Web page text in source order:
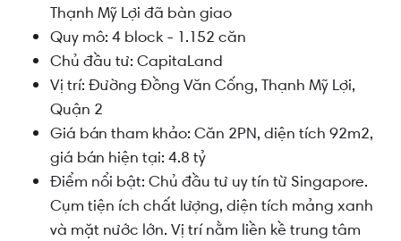
Thạnh Mỹ Lợi đã bàn giao
Quy mô: 4 block - 1.152 căn
Chủ đầu tư: CapitaLand
Vị trí: Đường Đồng Văn Cống, Thạnh Mỹ Lợi,
Quận 2
Giá bán tham khảo: Căn 2PN, diện tích 92m2,
giá bán hiện tại: 4.8 tỷ
Điểm nổi bật: Chủ đầu tư uy tín từ Singapore.
Cụm tiện ích chất lượng, diện tích mảng xanh
và mặt nước lớn. Vị trí nằm liền kề trung tâm